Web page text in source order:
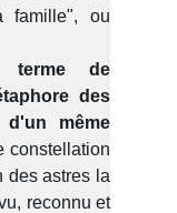
famille", ou
terme de
des
d'un même
constellation
des astres la
reconnu et